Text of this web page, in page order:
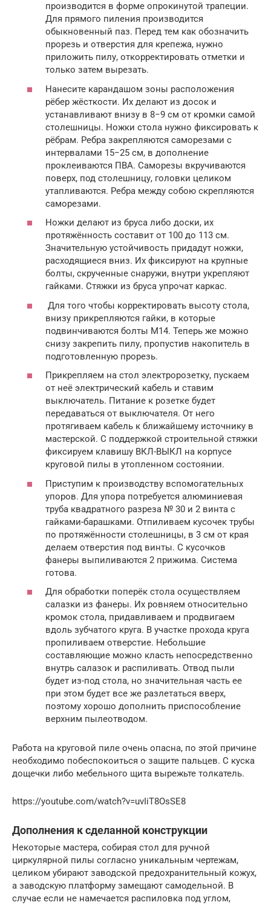
производится в форме опрокинутой трапеции.
Для прямого пиления производится
обыкновенный паз. Перед тем как обозначить
прорезь и отверстия для крепежа, нужно
приложить пилу, откорректировать отметки и
только затем вырезать.
Нанесите карандашом зоны расположения
рёбер жёсткости. Их делают из досок и
устанавливают внизу в 8−9 см от кромки самой
столешницы. Ножки стола нужно фиксировать к
рёбрам. Ребра закрепляются саморезами с
интервалами 15−25 см, в дополнение
проклеиваются ПВА. Саморезы вкручиваются
поверх, под столешницу, головки целиком
утапливаются. Ребра между собою скрепляются
саморезами.
Ножки делают из бруса либо доски, их
протяжённость составит от 100 до 113 см.
Значительную устойчивость придадут ножки,
расходящиеся вниз. Их фиксируют на крупные
болты, скрученные снаружи, внутри укрепляют
гайками. Стяжки из бруса упрочат каркас.
Для того чтобы корректировать высоту стола,
внизу прикрепляются гайки, в которые
подвинчиваются болты М14. Теперь же можно
снизу закрепить пилу, пропустив накопитель в
подготовленную прорезь.
Прикрепляем на стол электророзетку, пускаем
от неё электрический кабель и ставим
выключатель. Питание к розетке будет
передаваться от выключателя. От него
протягиваем кабель к ближайшему источнику в
мастерской. С поддержкой строительной стяжки
фиксируем клавишу ВКЛ-ВЫКЛ на корпусе
круговой пилы в утопленном состоянии.
Приступим к производству вспомогательных
упоров. Для упора потребуется алюминиевая
труба квадратного разреза № 30 и 2 винта с
гайками-барашками. Отпиливаем кусочек трубы
по протяжённости столешницы, в 3 см от края
делаем отверстия под винты. С кусочков
фанеры выпиливаются 2 прижима. Система
готова.
Для обработки поперёк стола осуществляем
салазки из фанеры. Их ровняем относительно
кромок стола, придавливаем и продвигаем
вдоль зубчатого круга. В участке прохода круга
пропиливаем отверстие. Небольшие
составляющие можно класть непосредственно
внутрь салазок и распиливать. Отвод пыли
будет из-под стола, но значительная часть ее
при этом будет все же разлетаться вверх,
поэтому хорошо дополнить приспособление
верхним пылеотводом.
Работа на круговой пиле очень опасна, по этой причине
необходимо побеспокоиться о защите пальцев. С куска
дощечки либо мебельного щита вырежьте толкатель.
https://youtube.com/watch?v=uvIiT8OsSE8
Дополнения к сделанной конструкции
Некоторые мастера, собирая стол для ручной
циркулярной пилы согласно уникальным чертежам,
целиком убирают заводской предохранительный кожух,
а заводскую платформу замещают самодельной. В
случае если не намечается распиловка под углом,